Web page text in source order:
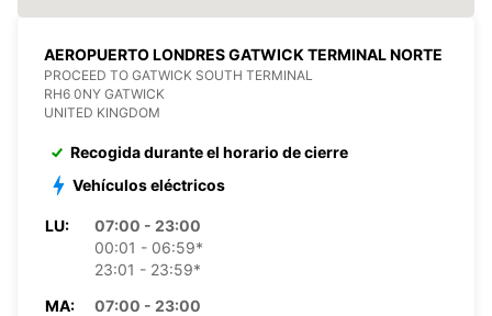
AEROPUERTO LONDRES GATWICK TERMINAL NORTE
PROCEED TO GATWICK SOUTH TERMINAL
RH6 0NY GATWICK
UNITED KINGDOM
Recogida durante el horario de cierre
Vehículos eléctricos
LU:
07:00 - 23:00
00:01 - 06:59*
23:01 - 23:59*
MA:
07:00 - 23:00